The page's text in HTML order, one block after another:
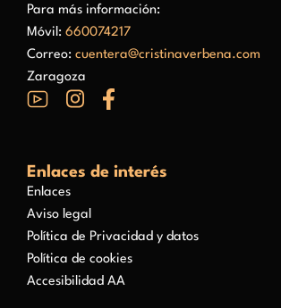
Para más información:
Móvil: 660074217
Correo: cuentera@cristinaverbena.com
Zaragoza
Enlaces de interés
Enlaces
Aviso legal
Política de Privacidad y datos
Política de cookies
Accesibilidad AA